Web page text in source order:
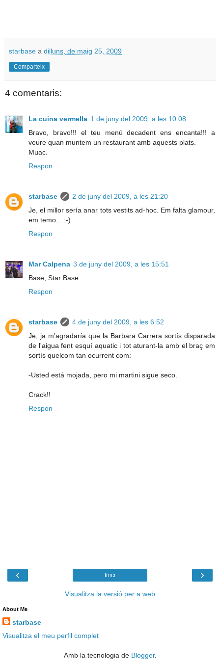
starbase a dilluns, de maig 25, 2009
Comparteix
4 comentaris:
La cuina vermella 1 de juny del 2009, a les 10:08
Bravo, bravo!!! el teu menú decadent ens encanta!!! a
veure quan muntem un restaurant amb aquests plats.
Muac.
Respon
starbase
2 de juny del 2009, a les 21:20
Je, el millor sería anar tots vestits ad-hoc. Em falta glamour,
em temo... :-)
Respon
Mar Calpena 3 de juny del 2009, a les 15:51
Base, Star Base.
Respon
starbase
4 de juny del 2009, a les 6:52
Je, ja m'agradaría que la Barbara Carrera sortís disparada
de l'aigua fent esquí aquatic i tot aturant-la amb el braç em
sortís quelcom tan ocurrent com:
-Usted está mojada, pero mi martini sigue seco.
Crack!!
Respon
‹ ›
Inici
Visualitza la versió per a web
About Me
starbase
Visualitza el meu perfil complet
Amb la tecnologia de Blogger.